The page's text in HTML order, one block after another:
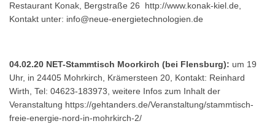
Restaurant Konak, Bergstraße 26 http://www.konak-kiel.de
Kontakt unter: info@neue-energietechnologien.de
04.02.20 NET-Stammtisch Moorkirch (bei Flensburg): um 19
Uhr, in 24405 Mohrkirch, Krämersteen 20, Kontakt: Reinhard
Wirth, Tel: 04623-183973, weitere Infos zum Inhalt der
Veranstaltung https://gehtanders.de/Veranstaltung/stammtisch-
freie-energie-nord-in-mohrkirch-2/